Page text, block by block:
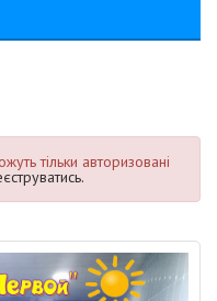
тільки авторизовані